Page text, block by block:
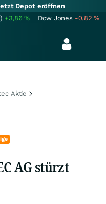
Depot eröffnen
+3,86% Dow Jones -0,82%
Aktie
AG stürzt